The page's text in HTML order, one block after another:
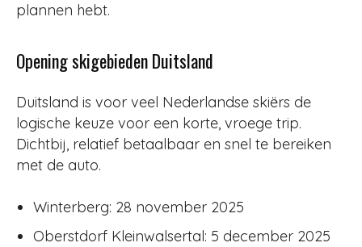
plannen hebt.
Opening skigebieden Duitsland
Duitsland is voor veel Nederlandse skiërs de
logische keuze voor een korte, vroege trip.
Dichtbij, relatief betaalbaar en snel te bereiken
met de auto.
Winterberg: 28 november 2025
Oberstdorf Kleinwalsertal: 5 december 2025